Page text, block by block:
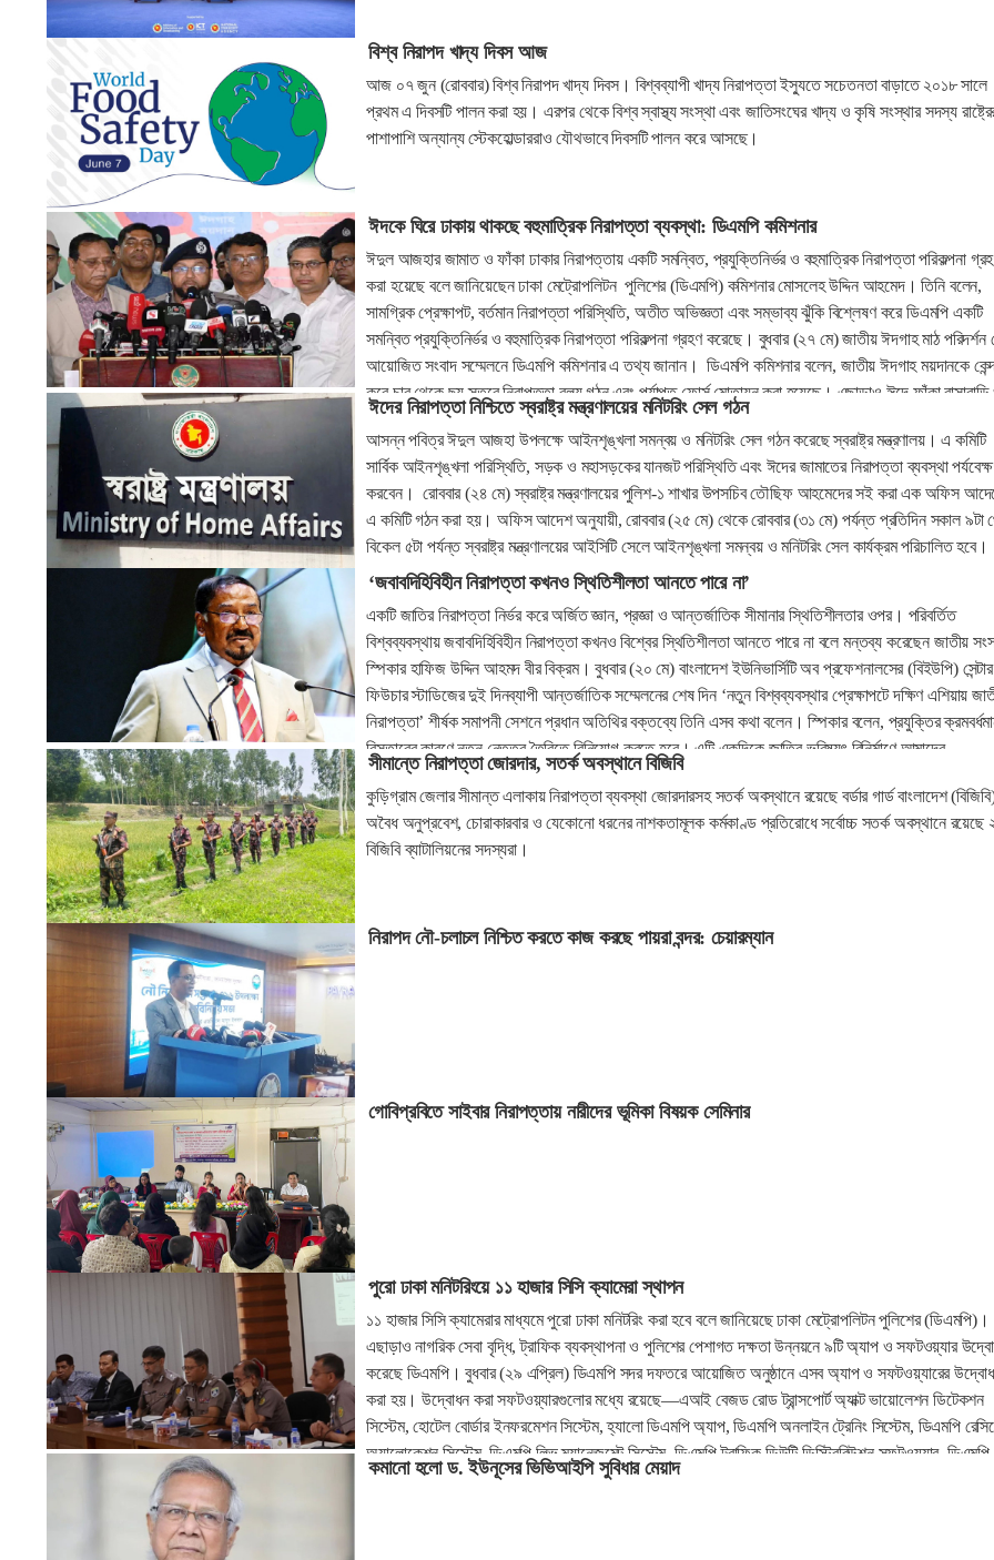
বিশ্ব নিরাপদ খাদ্য দিবস আজ
আজ ০৭ জুন (রোববার) বিশ্ব নিরাপদ খাদ্য দিবস। বিশ্বব্যাপী খাদ্য নিরাপত্তা ইস্যুতে সচেতনতা বাড়াতে ২০১৮ সালে
প্রথম এ দিবসটি পালন করা হয়। এরপর থেকে বিশ্ব স্বাস্থ্য সংস্থা এবং জাতিসংঘের খাদ্য ও কৃষি সংস্থার সদস্য
পাশাপাশি অন্যান্য স্টেকহোল্ডাররাও যৌথভাবে দিবসটি পালন করে আসছে।
ঈদকে ঘিরে ঢাকায় থাকছে বহুমাত্রিক নিরাপত্তা ব্যবস্থা: ডিএমপি কমিশনার
ঈদুল আজহার জামাত ও ফাঁকা ঢাকার নিরাপত্তায় একটি সমন্বিত, প্রযুক্তিনির্ভর ও বহুমাত্রিক নিরাপত্তা পরিকল্পনা
করা হয়েছে বলে জানিয়েছেন ঢাকা মেট্রোপলিটন পুলিশের (ডিএমপি) কমিশনার মোসলেহ উদ্দিন আহমেদ। তিনি বলেন,
সামগ্রিক প্রেক্ষাপট, বর্তমান নিরাপত্তা পরিস্থিতি, অতীত অভিজ্ঞতা এবং সম্ভাব্য ঝুঁকি বিশ্লেষণ করে ডিএমপি একটি
সমন্বিত প্রযুক্তিনির্ভর ও বহুমাত্রিক নিরাপত্তা পরিকল্পনা গ্রহণ করেছে। বুধবার (২৭ মে) জাতীয় ঈদগাহ মাঠ পরিদর্শন
আয়োজিত সংবাদ সম্মেলনে ডিএমপি কমিশনার এ তথ্য জানান। ডিএমপি কমিশনার বলেন, জাতীয় ঈদগাহ ময়দানকে
করে চার থেকে ছয় স্তরে নিরাপত্তা বলয় গঠন এবং পর্যাপ্ত ফোর্স মোতায়ন করা হয়েছে। এছাড়াও ঈদে ফাঁকা বাসাবাড়ি
বাণিজ্যিক এলাকার জন্য আলাদা নিরাপত্তা ব্যবস্থা গ্রহণের করা হয়েছে।
ঈদের নিরাপত্তা নিশ্চিতে স্বরাষ্ট্র মন্ত্রণালয়ের মনিটরিং সেল গঠন
আসন্ন পবিত্র ঈদুল আজহা উপলক্ষে আইনশৃঙ্খলা সমন্বয় ও মনিটরিং সেল গঠন করেছে স্বরাষ্ট্র মন্ত্রণালয়। এ কমিটি
সার্বিক আইনশৃঙ্খলা পরিস্থিতি, সড়ক ও মহাসড়কের যানজট পরিস্থিতি এবং ঈদের জামাতের নিরাপত্তা ব্যবস্থা
করবেন। রোববার (২৪ মে) স্বরাষ্ট্র মন্ত্রণালয়ের পুলিশ-১ শাখার উপসচিব তৌছিফ আহমেদের সই করা এক অফিস
এ কমিটি গঠন করা হয়। অফিস আদেশ অনুযায়ী, রোববার (২৫ মে) থেকে রোববার (৩১ মে) পর্যন্ত প্রতিদিন সকাল ৯টা
বিকেল ৫টা পর্যন্ত স্বরাষ্ট্র মন্ত্রণালয়ের আইসিটি সেলে আইনশৃঙ্খলা সমন্বয় ও মনিটরিং সেল কার্যক্রম পরিচালিত হবে।
‘জবাবদিহিবিহীন নিরাপত্তা কখনও স্থিতিশীলতা আনতে পারে না’
একটি জাতির নিরাপত্তা নির্ভর করে অর্জিত জ্ঞান, প্রজ্ঞা ও আন্তর্জাতিক সীমানার স্থিতিশীলতার ওপর। পরিবর্তিত
বিশ্বব্যবস্থায় জবাবদিহিবিহীন নিরাপত্তা কখনও বিশ্বের স্থিতিশীলতা আনতে পারে না বলে মন্তব্য করেছেন জাতীয়
স্পিকার হাফিজ উদ্দিন আহমদ বীর বিক্রম। বুধবার (২০ মে) বাংলাদেশ ইউনিভার্সিটি অব প্রফেশনালসের (বিইউপি)
ফিউচার স্টাডিজের দুই দিনব্যাপী আন্তর্জাতিক সম্মেলনের শেষ দিন ‘নতুন বিশ্বব্যবস্থার প্রেক্ষাপটে দক্ষিণ এশিয়ায়
নিরাপত্তা’ শীর্ষক সমাপনী সেশনে প্রধান অতিথির বক্তব্যে তিনি এসব কথা বলেন। স্পিকার বলেন, প্রযুক্তির
বিস্তারের কারণে নতুন নেতৃত্ব তৈরিতে বিনিয়োগ করতে হবে। এটি একদিকে জাতির ভবিষ্যৎ বিনির্মাণে আমাদের
দায়িত্বশীলতাকে প্রমাণ করবে। অন্যদিকে জনগণের আস্থা ও ভরসাকে সুদৃঢ় করবে।
সীমান্তে নিরাপত্তা জোরদার, সতর্ক অবস্থানে বিজিবি
কুড়িগ্রাম জেলার সীমান্ত এলাকায় নিরাপত্তা ব্যবস্থা জোরদারসহ সতর্ক অবস্থানে রয়েছে বর্ডার গার্ড বাংলাদেশ
অবৈধ অনুপ্রবেশ, চোরাকারবার ও যেকোনো ধরনের নাশকতামূলক কর্মকাণ্ড প্রতিরোধে সর্বোচ্চ সতর্ক অবস্থানে রয়েছে
বিজিবি ব্যাটালিয়নের সদস্যরা।
নিরাপদ নৌ-চলাচল নিশ্চিত করতে কাজ করছে পায়রা বন্দর: চেয়ারম্যান
গোবিপ্রবিতে সাইবার নিরাপত্তায় নারীদের ভূমিকা বিষয়ক সেমিনার
পুরো ঢাকা মনিটরিংয়ে ১১ হাজার সিসি ক্যামেরা স্থাপন
১১ হাজার সিসি ক্যামেরার মাধ্যমে পুরো ঢাকা মনিটরিং করা হবে বলে জানিয়েছে ঢাকা মেট্রোপলিটন পুলিশের (ডিএমপি)।
এছাড়াও নাগরিক সেবা বৃদ্ধি, ট্রাফিক ব্যবস্থাপনা ও পুলিশের পেশাগত দক্ষতা উন্নয়নে ৯টি অ্যাপ ও সফটওয়্যার
করেছে ডিএমপি। বুধবার (২৯ এপ্রিল) ডিএমপি সদর দফতরে আয়োজিত অনুষ্ঠানে এসব অ্যাপ ও সফটওয়্যারের
করা হয়। উদ্বোধন করা সফটওয়্যারগুলোর মধ্যে রয়েছে—এআই বেজড রোড ট্রান্সপোর্ট অ্যাক্ট ভায়োলেশন ডিটেকশন
সিস্টেম, হোটেল বোর্ডার ইনফরমেশন সিস্টেম, হ্যালো ডিএমপি অ্যাপ, ডিএমপি অনলাইন ট্রেনিং সিস্টেম, ডিএমপি
অ্যালোকেশন সিস্টেম, ডিএমপি লিভ ম্যানেজমেন্ট সিস্টেম, ডিএমপি ট্রাফিক ডিউটি ডিস্ট্রিবিউশন সফটওয়্যার, ডিএমপি
এমপ্লয়ি পারফরমেন্স ইভ্যালুয়েশন সফটওয়্যার এবং ডিএমপি ট্রাফিক নিউজ আর্কাইভ।
কমানো হলো ড. ইউনূসের ভিভিআইপি সুবিধার মেয়াদ